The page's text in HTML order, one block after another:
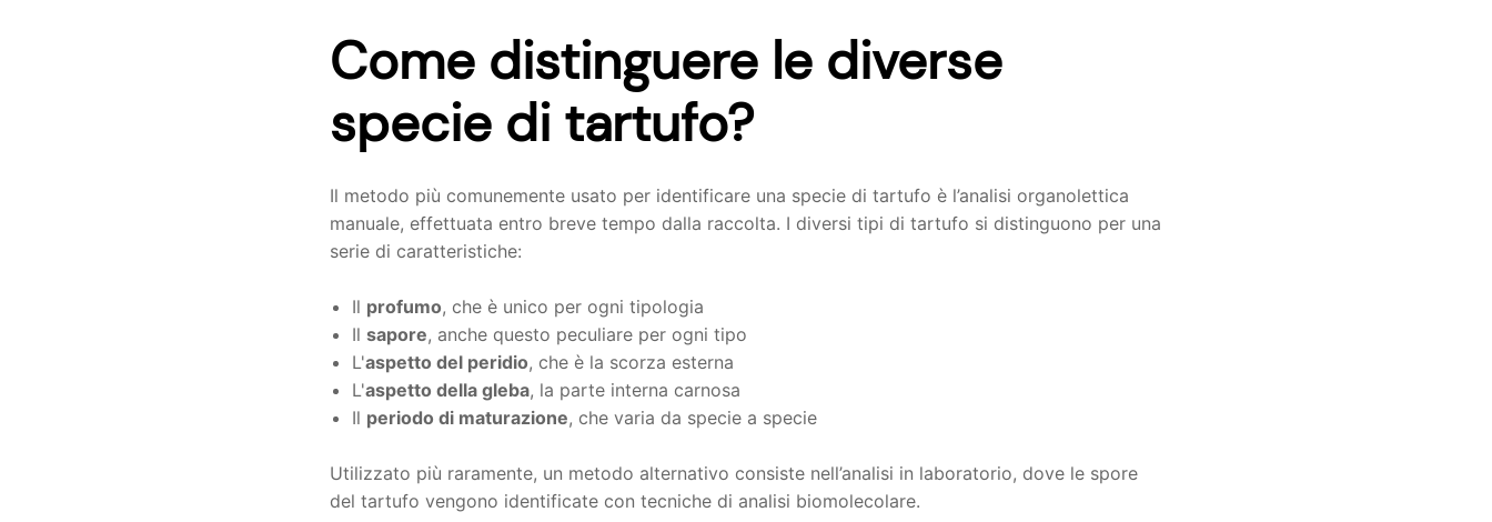
Come distinguere le diverse
specie di tartufo?
Il metodo più comunemente usato per identificare una specie di tartufo è l’analisi organolettica
manuale, effettuata entro breve tempo dalla raccolta. I diversi tipi di tartufo si distinguono per una
serie di caratteristiche:
Il profumo, che è unico per ogni tipologia
Il sapore, anche questo peculiare per ogni tipo
L'aspetto del peridio, che è la scorza esterna
L'aspetto della gleba, la parte interna carnosa
Il periodo di maturazione, che varia da specie a specie
Utilizzato più raramente, un metodo alternativo consiste nell’analisi in laboratorio, dove le spore
del tartufo vengono identificate con tecniche di analisi biomolecolare.